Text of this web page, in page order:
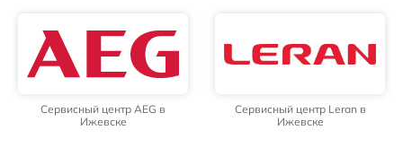
Сервисный центр AEG в
Ижевске
Сервисный центр Leran в
Ижевске